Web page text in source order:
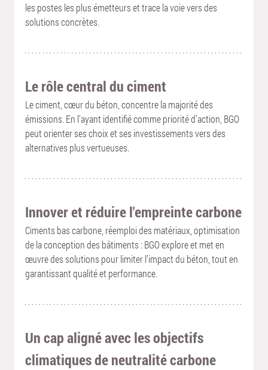
les postes les plus émetteurs et trace la voie vers des
solutions concrètes.
Le rôle central du ciment
Le ciment, cœur du béton, concentre la majorité des
émissions. En l’ayant identifié comme priorité d’action, BGO
peut orienter ses choix et ses investissements vers des
alternatives plus vertueuses.
Innover et réduire l'empreinte carbone
Ciments bas carbone, réemploi des matériaux, optimisation
de la conception des bâtiments : BGO explore et met en
œuvre des solutions pour limiter l’impact du béton, tout en
garantissant qualité et performance.
Un cap aligné avec les objectifs
climatiques de neutralité carbone